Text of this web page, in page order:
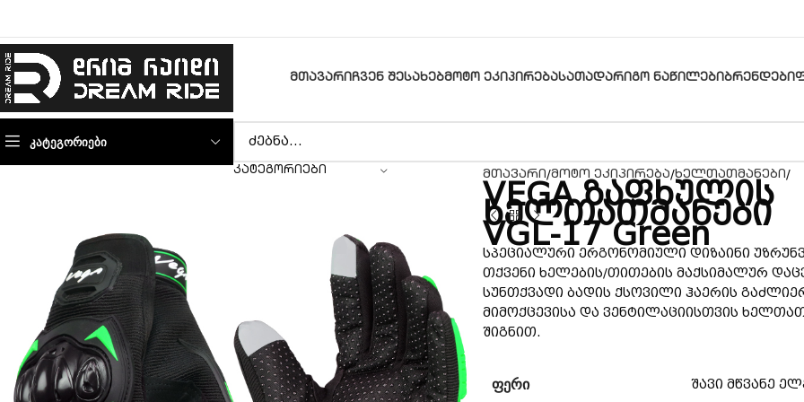
ᲛᲗᲐᲕᲐᲠᲘ ᲩᲕᲔᲜ ᲨᲔᲡᲐᲮᲔᲑᲛᲝᲢᲝ ᲔᲙᲘᲞᲘᲠᲔᲑᲐᲡᲐᲗᲐᲓᲐᲠᲘᲒᲝ ᲜᲐᲬᲘᲚᲔᲑᲘ ᲑᲠᲔᲜᲓᲔᲑᲘ
ᲙᲐᲢᲔᲒᲝᲠᲘᲔᲑᲘ
ᲙᲐᲢᲔᲒᲝᲠᲘᲔᲑᲘ მთავარი მოტო ეკიპირება ხელთათმანები
VEGA ზაფხულის
ხელთათმანები
VGL-17 Green
სპეციალური ერგონომიული დიზაინი
თქვენი ხელების/თითების მაქსიმალურ
სუნთქვადი ბადის ქსოვილი ჰაერის
მიმოქცევისა და ვენტილაციისთვის
შიგნით.
ᲤᲔᲠᲘ შავი მწვანე